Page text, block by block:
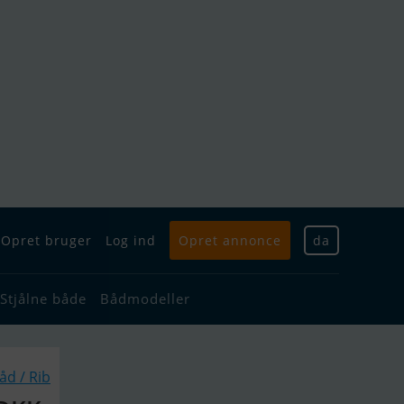
Opret bruger Log ind Opret annonce da
Stjålne både Bådmodeller
/ Rib